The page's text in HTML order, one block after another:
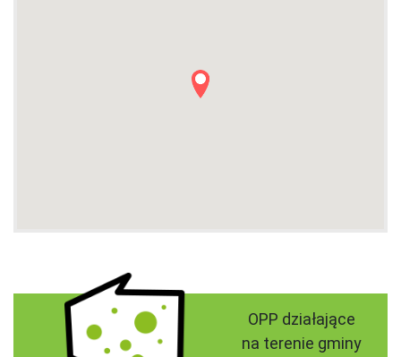
OPP działające
na terenie gminy